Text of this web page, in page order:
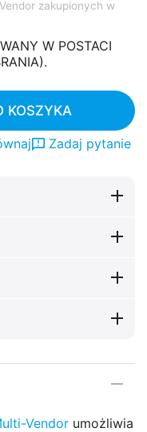
zakupionych w
W POSTACI
KOSZYKA
Zadaj pytanie
Vendor umożliwia